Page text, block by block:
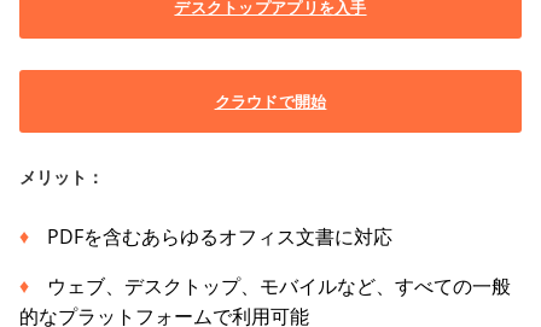
デスクトップアプリを入手
クラウドで開始
メリット：
PDFを含むあらゆるオフィス文書に対応
ウェブ、デスクトップ、モバイルなど、すべての一般
的なプラットフォームで利用可能